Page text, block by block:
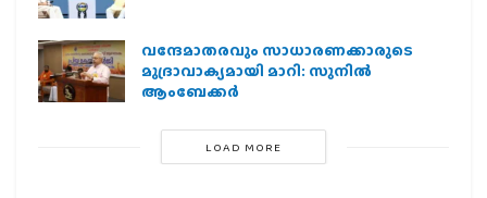
വന്ദേമാതരവും സാധാരണക്കാരുടെ
മുദ്രാവാക്യമായി മാറി: സുനിൽ
ആംബേക്കർ
LOAD MORE